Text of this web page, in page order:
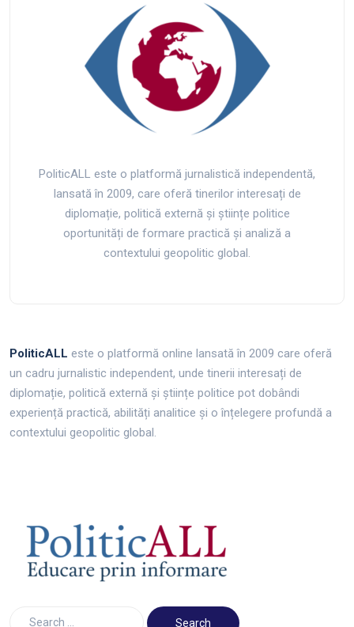
PoliticALL este o platformă jurnalistică independentă,
lansată în 2009, care oferă tinerilor interesați de
diplomație, politică externă și științe politice
oportunități de formare practică și analiză a
contextului geopolitic global.
PoliticALL este o platformă online lansată în 2009 care oferă
un cadru jurnalistic independent, unde tinerii interesați de
diplomație, politică externă și științe politice pot dobândi
experiență practică, abilități analitice și o înțelegere profundă a
contextului geopolitic global.